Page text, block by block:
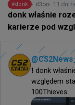
#donk d3oo 11 dni
donk właśnie
karierze pod
@
❗️ donk
względem
100Thieves